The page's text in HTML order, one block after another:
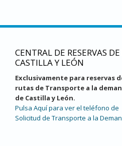
CENTRAL DE RESERVAS
CASTILLA Y LEÓN
Exclusivamente para reservas
rutas de Transporte a la
de Castilla y León.
Pulsa Aquí para ver el teléfono de
Solicitud de Transporte a la